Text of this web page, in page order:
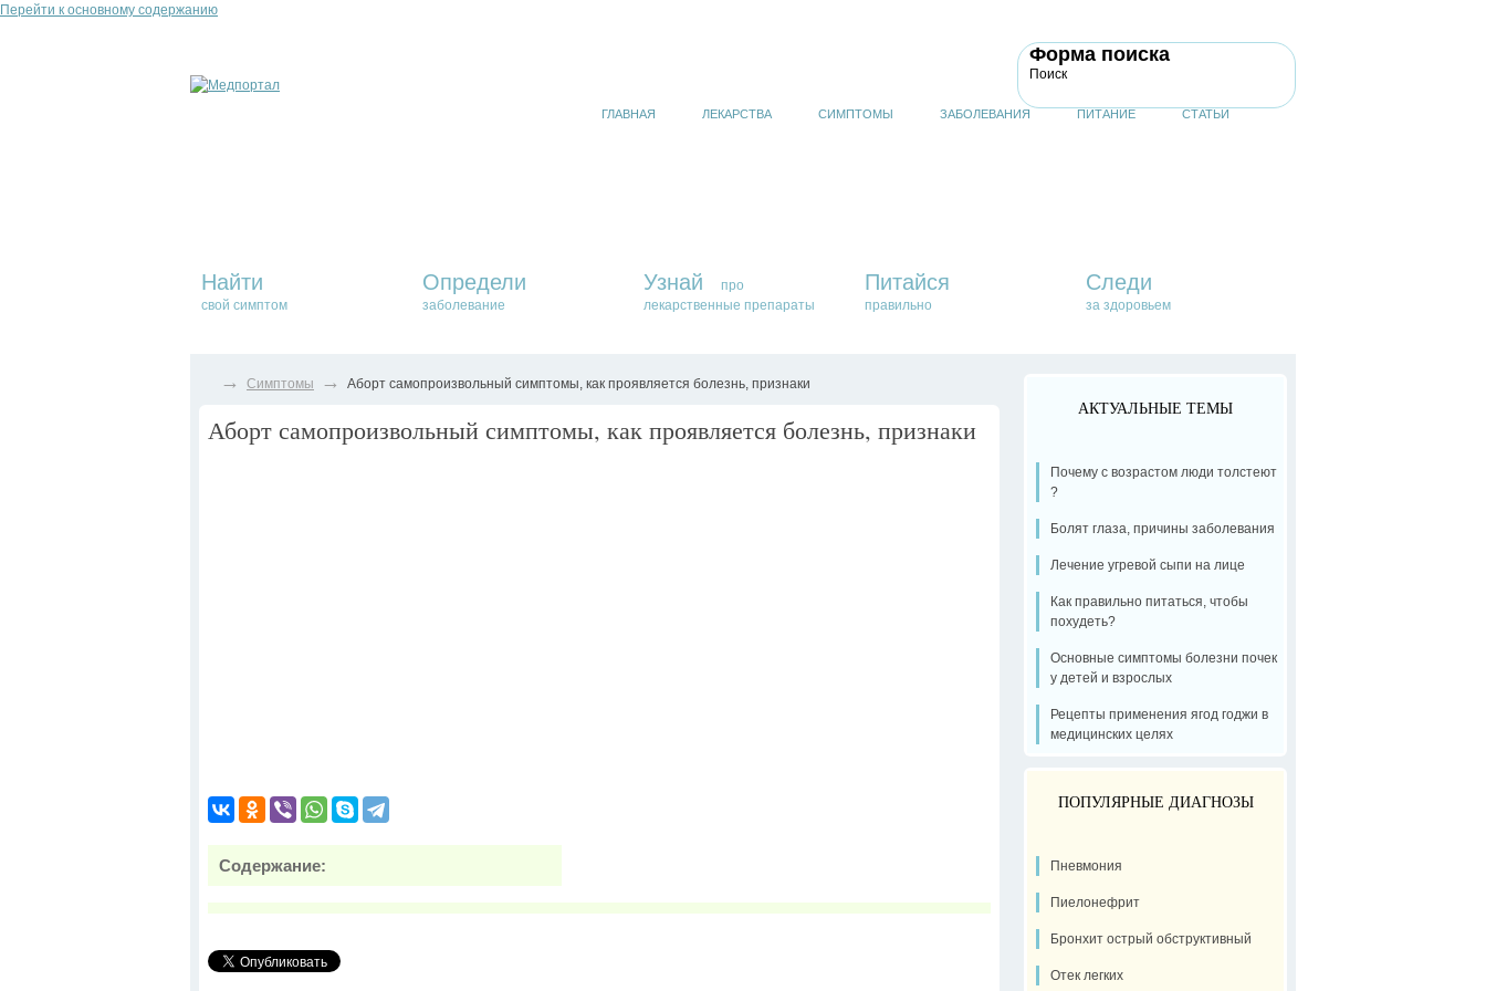
Перейти к основному содержанию
Форма поиска
Поиск
ГЛАВНАЯ ЛЕКАРСТВА СИМПТОМЫ ЗАБОЛЕВАНИЯ ПИТАНИЕ СТАТЬИ
Найти
свой симптом
Определи
заболевание
Узнай
про
лекарственные препараты
Питайся
правильно
Следи
за здоровьем
→ Симптомы → Аборт самопроизвольный симптомы, как проявляется болезнь, признаки
Аборт самопроизвольный симптомы, как проявляется болезнь, признаки
Содержание:
АКТУАЛЬНЫЕ ТЕМЫ
Почему с возрастом люди толстеют
?
Болят глаза, причины заболевания
Лечение угревой сыпи на лице
Как правильно питаться, чтобы
похудеть?
Основные симптомы болезни почек
у детей и взрослых
Рецепты применения ягод годжи в
медицинских целях
ПОПУЛЯРНЫЕ ДИАГНОЗЫ
Пневмония
Пиелонефрит
Бронхит острый обструктивный
Отек легких